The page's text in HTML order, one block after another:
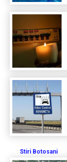
Stiri Botosani